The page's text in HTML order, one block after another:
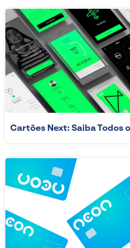
Cartões Next: Saiba Todos